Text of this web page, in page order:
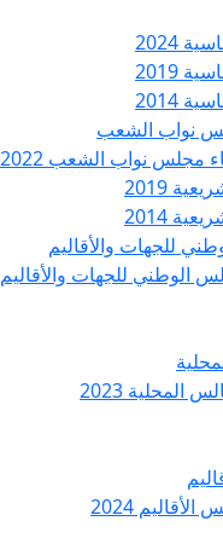
2024
2019
2014
نواب الشعب
مجلس نواب الشعب 2022
2019
2014
للجهات والأقاليم
الوطني للجهات والأقاليم 2024
المحلية 2023
2024